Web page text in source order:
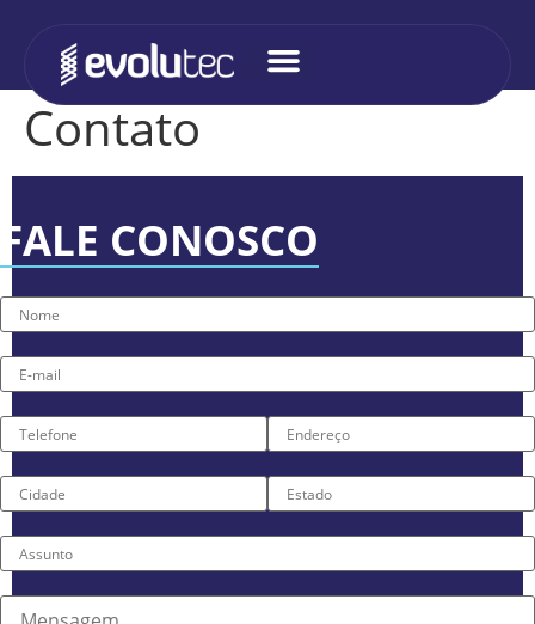
Contato
FALE CONOSCO